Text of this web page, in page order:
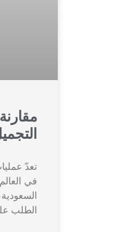
تعدّ
في
الطلب